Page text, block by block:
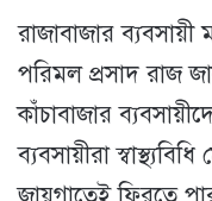
রাজাবাজার
পরিমল প্রসাদ রাজ
কাঁচাবাজার
ব্যবসায়ীরা